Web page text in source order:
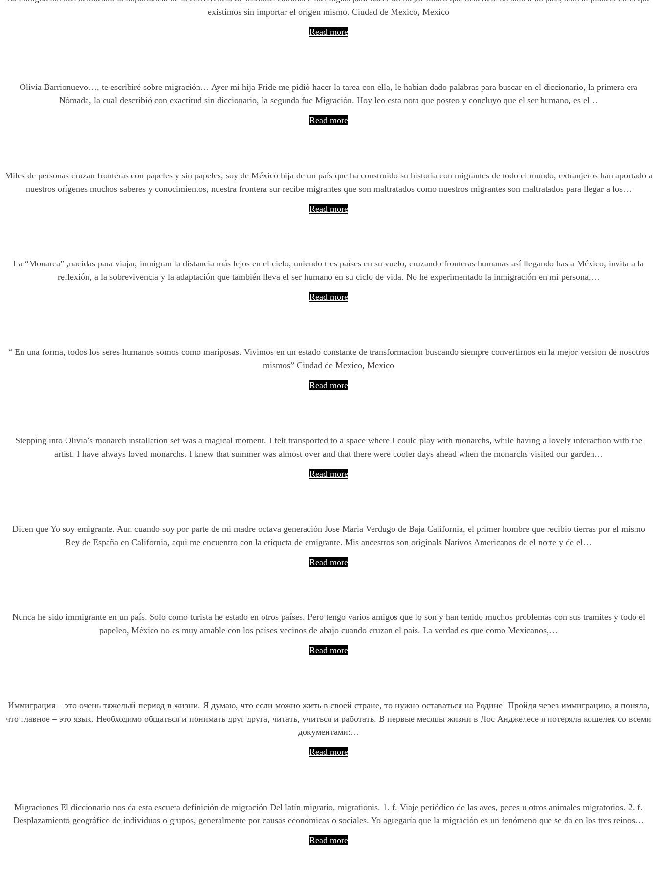
existimos sin importar el origen mismo. Ciudad de Mexico, Mexico
Read more
Olivia Barrionuevo…, te escribiré sobre migración… Ayer mi hija Fride me pidió hacer la tarea con ella, le habían dado palabras para buscar en el diccionario, la primera era
Nómada, la cual describió con exactitud sin diccionario, la segunda fue Migración. Hoy leo esta nota que posteo y concluyo que el ser humano, es el…
Read more
Miles de personas cruzan fronteras con papeles y sin papeles, soy de México hija de un país que ha construido su historia con migrantes de todo el mundo, extranjeros han aportado a
nuestros orígenes muchos saberes y conocimientos, nuestra frontera sur recibe migrantes que son maltratados como nuestros migrantes son maltratados para llegar a los…
Read more
La “Monarca” ,nacidas para viajar, inmigran la distancia más lejos en el cielo, uniendo tres países en su vuelo, cruzando fronteras humanas así llegando hasta México; invita a la
reflexión, a la sobrevivencia y la adaptación que también lleva el ser humano en su ciclo de vida. No he experimentado la inmigración en mi persona,…
Read more
“ En una forma, todos los seres humanos somos como mariposas. Vivimos en un estado constante de transformacion buscando siempre convertirnos en la mejor version de nosotros
mismos” Ciudad de Mexico, Mexico
Read more
Stepping into Olivia’s monarch installation set was a magical moment. I felt transported to a space where I could play with monarchs, while having a lovely interaction with the
artist. I have always loved monarchs. I knew that summer was almost over and that there were cooler days ahead when the monarchs visited our garden…
Read more
Dicen que Yo soy emigrante. Aun cuando soy por parte de mi madre octava generación Jose Maria Verdugo de Baja California, el primer hombre que recibio tierras por el mismo
Rey de España en California, aqui me encuentro con la etiqueta de emigrante. Mis ancestros son originals Nativos Americanos de el norte y de el…
Read more
Nunca he sido immigrante en un país. Solo como turista he estado en otros países. Pero tengo varios amigos que lo son y han tenido muchos problemas con sus tramites y todo el
papeleo, México no es muy amable con los países vecinos de abajo cuando cruzan el país. La verdad es que como Mexicanos,…
Read more
Иммиграция – это очень тяжелый период в жизни. Я думаю, что если можно жить в своей стране, то нужно оставаться на Родине! Пройдя через иммиграцию, я поняла,
что главное – это язык. Необходимо общаться и понимать друг друга, читать, учиться и работать. В первые месяцы жизни в Лос Анджелесе я потеряла кошелек со всеми
документами:…
Read more
Migraciones El diccionario nos da esta escueta definición de migración Del latín migratio, migratiōnis. 1. f. Viaje periódico de las aves, peces u otros animales migratorios. 2. f.
Desplazamiento geográfico de individuos o grupos, generalmente por causas económicas o sociales. Yo agregaría que la migración es un fenómeno que se da en los tres reinos…
Read more